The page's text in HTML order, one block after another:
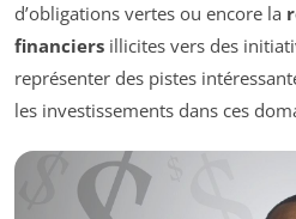
d’obligations vertes ou encore la
financiers illicites vers des
représenter des pistes
les investissements dans ces